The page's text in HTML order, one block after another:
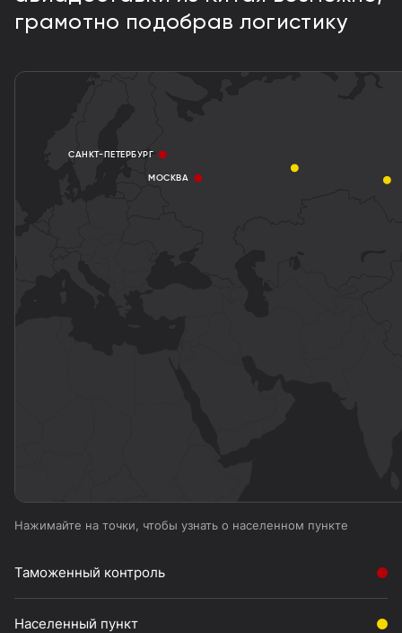
грамотно подобрав логистику
МОСКВА
САНКТ-ПЕТЕРБУРГ
Нажимайте на точки, чтобы узнать о населенном пункте
Таможенный контроль
Населенный пункт